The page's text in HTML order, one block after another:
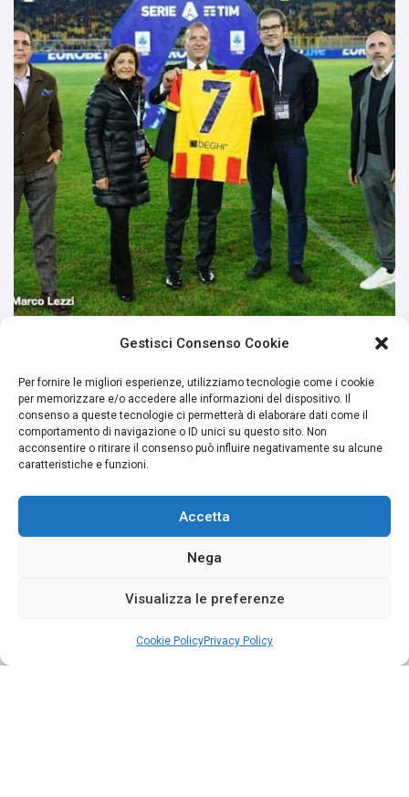
Gestisci Consenso Cookie
Per fornire le migliori esperienze, utilizziamo tecnologie come i cookie
per memorizzare e/o accedere alle informazioni del dispositivo. Il
consenso a queste tecnologie ci permetterà di elaborare dati come il
comportamento di navigazione o ID unici su questo sito. Non
acconsentire o ritirare il consenso può influire negativamente su alcune
caratteristiche e funzioni.
Accetta
Nega
Visualizza le preferenze
Cookie PolicyPrivacy Policy